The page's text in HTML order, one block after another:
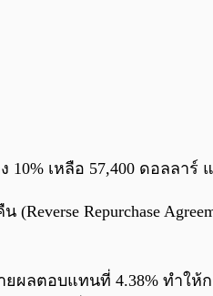
เหลือ 57,400 ดอลลาร์
Repurchase
ผลตอบแทนที่ 4.38% ทำใ